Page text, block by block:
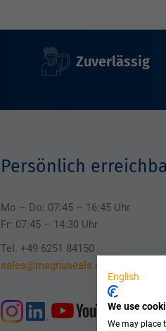
Zuverlässig
Persönlich
Mo – Do: 07:45 – 16:45 Uhr
Fr: 07:45 – 14:30 Uhr
Tel. +49 6251 84150
sales@magnuseals.com
English
We use
We may place